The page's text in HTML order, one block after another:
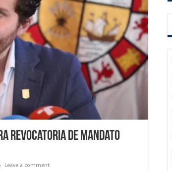
revocatoria de mandato
Leave a comment